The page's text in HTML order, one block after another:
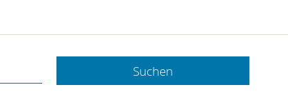
Hotline.
Suchen